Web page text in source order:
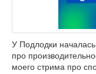
У Подлодки
про
моего стрима про